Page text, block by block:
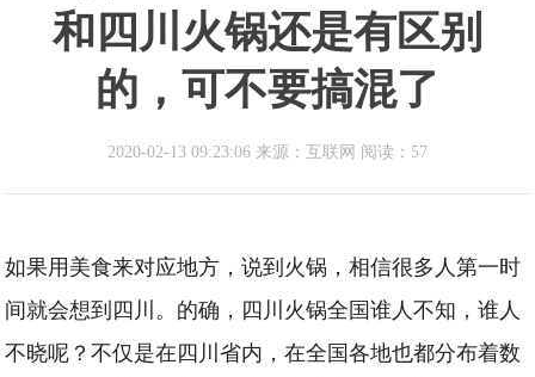
和四川火锅还是有区别
的，可不要搞混了
2020-02-13 09:23:06 来源：互联网 阅读：57
如果用美食来对应地方，说到火锅，相信很多人第一时
间就会想到四川。的确，四川火锅全国谁人不知，谁人
不晓呢？不仅是在四川省内，在全国各地也都分布着数